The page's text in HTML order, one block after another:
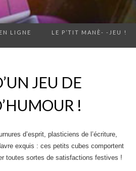
LIGNE LE P’TIT MANÈ- -JEU !
JEU DE
!
d’esprit, plasticiens de l’écriture,
exquis : ces petits cubes comportent
toutes sortes de satisfactions festives !